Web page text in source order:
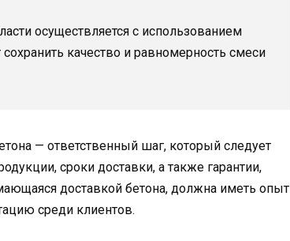
осуществляется с использованием
качество и равномерность смеси
— ответственный шаг, который следует
сроки доставки, а также гарантии,
доставкой бетона, должна иметь опыт
среди клиентов.